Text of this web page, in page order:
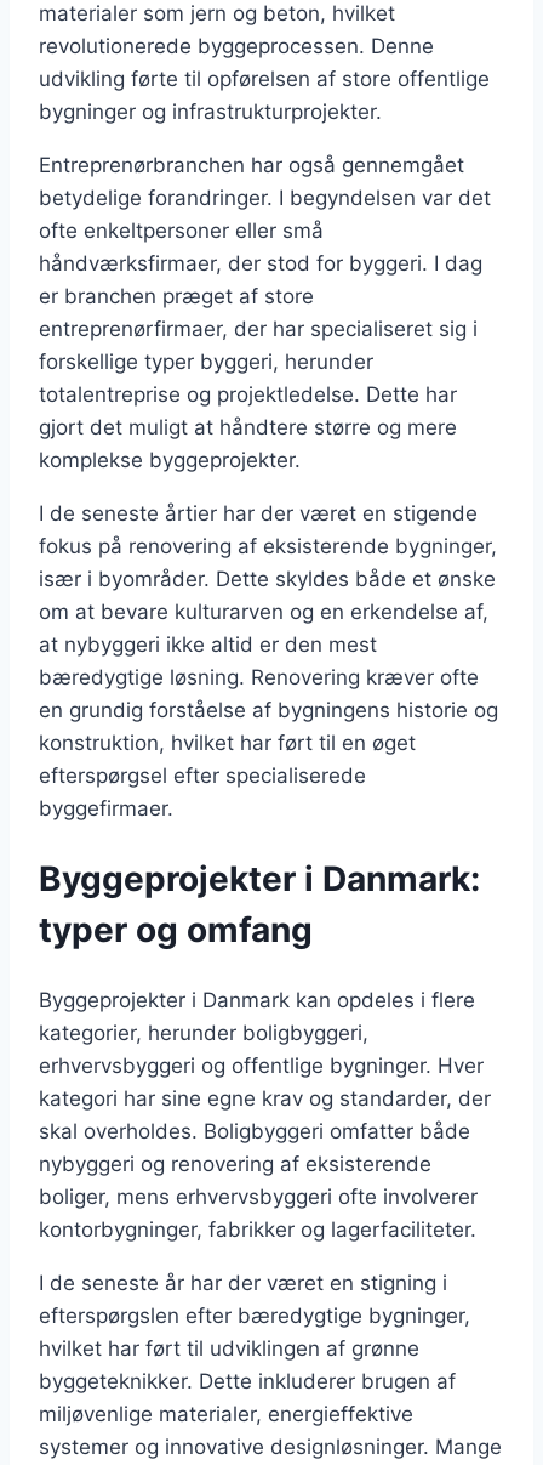
materialer som jern og beton, hvilket
revolutionerede byggeprocessen. Denne
udvikling førte til opførelsen af store offentlige
bygninger og infrastrukturprojekter.
Entreprenørbranchen har også gennemgået
betydelige forandringer. I begyndelsen var det
ofte enkeltpersoner eller små
håndværksfirmaer, der stod for byggeri. I dag
er branchen præget af store
entreprenørfirmaer, der har specialiseret sig i
forskellige typer byggeri, herunder
totalentreprise og projektledelse. Dette har
gjort det muligt at håndtere større og mere
komplekse byggeprojekter.
I de seneste årtier har der været en stigende
fokus på renovering af eksisterende bygninger,
især i byområder. Dette skyldes både et ønske
om at bevare kulturarven og en erkendelse af,
at nybyggeri ikke altid er den mest
bæredygtige løsning. Renovering kræver ofte
en grundig forståelse af bygningens historie og
konstruktion, hvilket har ført til en øget
efterspørgsel efter specialiserede
byggefirmaer.
Byggeprojekter i Danmark:
typer og omfang
Byggeprojekter i Danmark kan opdeles i flere
kategorier, herunder boligbyggeri,
erhvervsbyggeri og offentlige bygninger. Hver
kategori har sine egne krav og standarder, der
skal overholdes. Boligbyggeri omfatter både
nybyggeri og renovering af eksisterende
boliger, mens erhvervsbyggeri ofte involverer
kontorbygninger, fabrikker og lagerfaciliteter.
I de seneste år har der været en stigning i
efterspørgslen efter bæredygtige bygninger,
hvilket har ført til udviklingen af grønne
byggeteknikker. Dette inkluderer brugen af
miljøvenlige materialer, energieffektive
systemer og innovative designløsninger. Mange